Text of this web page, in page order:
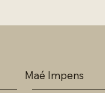
Maé Impens